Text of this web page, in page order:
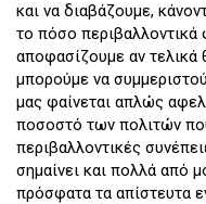
και να διαβάζουμε,
το πόσο περιβαλλοντικά
αποφασίζουμε αν τελικά
μπορούμε να
μας φαίνεται απλώς
ποσοστό των πολιτών
περιβαλλοντικές
σημαίνει και πολλά από
πρόσφατα τα απίστευτα